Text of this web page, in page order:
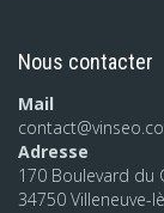
Nous contacter
Mail
Adresse
170 Boulevard du
34750 Villeneuve-